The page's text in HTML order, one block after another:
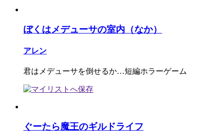
ぼくはメデューサの室内（なか）
アレン
君はメデューサを倒せるか…短編ホラーゲーム
ぐーたら魔王のギルドライフ